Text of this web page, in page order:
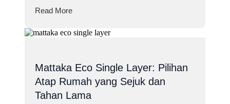
Read More
Mattaka Eco Single Layer: Pilihan
Atap Rumah yang Sejuk dan
Tahan Lama